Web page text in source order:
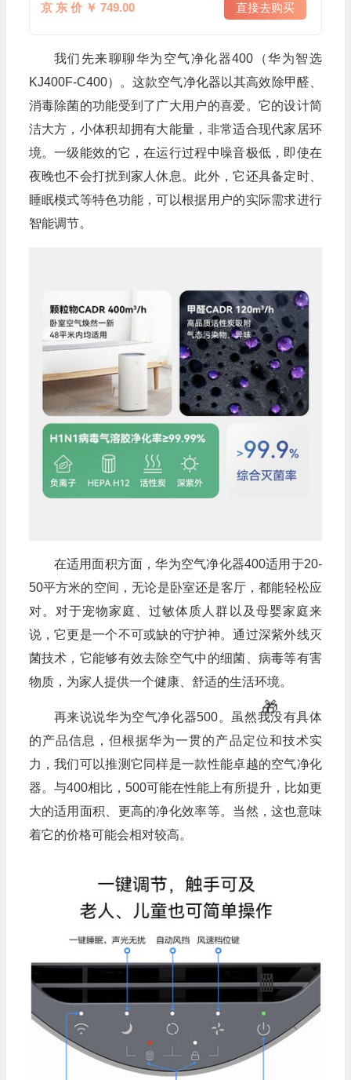
京 东 价 ￥ 749.00 直接去购买
我们先来聊聊华为空气净化器400（华为智选
KJ400F-C400）。这款空气净化器以其高效除甲醛、
消毒除菌的功能受到了广大用户的喜爱。它的设计简
洁大方，小体积却拥有大能量，非常适合现代家居环
境。一级能效的它，在运行过程中噪音极低，即使在
夜晚也不会打扰到家人休息。此外，它还具备定时、
睡眠模式等特色功能，可以根据用户的实际需求进行
智能调节。
在适用面积方面，华为空气净化器400适用于20-
50平方米的空间，无论是卧室还是客厅，都能轻松应
对。对于宠物家庭、过敏体质人群以及母婴家庭来
说，它更是一个不可或缺的守护神。通过深紫外线灭
菌技术，它能够有效去除空气中的细菌、病毒等有害
物质，为家人提供一个健康、舒适的生活环境。
再来说说华为空气净化器500。虽然我没有具体
的产品信息，但根据华为一贯的产品定位和技术实
力，我们可以推测它同样是一款性能卓越的空气净化
器。与400相比，500可能在性能上有所提升，比如更
大的适用面积、更高的净化效率等。当然，这也意味
着它的价格可能会相对较高。